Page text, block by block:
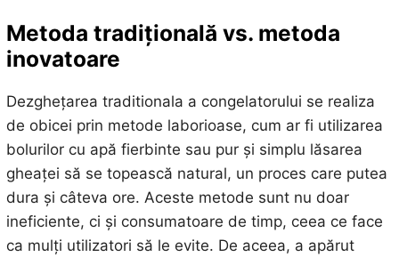
Metoda tradițională vs. metoda
inovatoare
Dezghețarea traditionala a congelatorului se realiza
de obicei prin metode laborioase, cum ar fi utilizarea
bolurilor cu apă fierbinte sau pur și simplu lăsarea
gheaței să se topească natural, un proces care putea
dura și câteva ore. Aceste metode sunt nu doar
ineficiente, ci și consumatoare de timp, ceea ce face
ca mulți utilizatori să le evite. De aceea, a apărut